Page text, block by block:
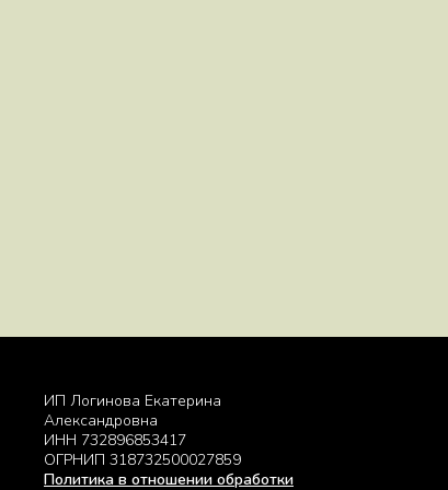
ИП Логинова Екатерина
Александровна
ИНН 732896853417
ОГРНИП 318732500027859
Политика в отношении обработки